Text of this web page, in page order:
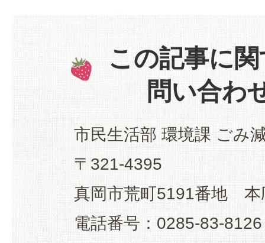
この記事に
問い合わ
市民生活部 環境課 ごみ
〒321-4395
真岡市荒町5191番地 本
電話番号：0285-83-8126